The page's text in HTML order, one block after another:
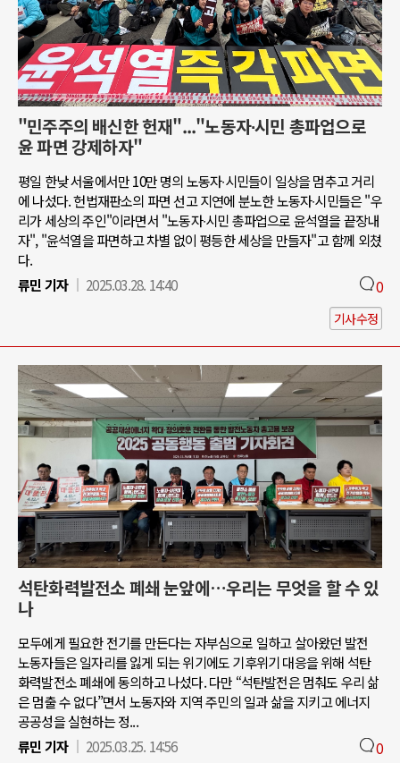
"민주주의 배신한 헌재"..."노동자∙시민 총파업으로
윤 파면 강제하자"
평일 한낮 서울에서만 10만 명의 노동자∙시민들이 일상을 멈추고 거리
에 나섰다. 헌법재판소의 파면 선고 지연에 분노한 노동자∙시민들은 "우
리가 세상의 주인"이라면서 "노동자∙시민 총파업으로 윤석열을 끝장내
자", "윤석열을 파면하고 차별 없이 평등한 세상을 만들자"고 함께 외쳤
다.
류민 기자
2025.03.28. 14:40 0
기사수정
석탄화력발전소 폐쇄 눈앞에…우리는 무엇을 할 수 있
나
모두에게 필요한 전기를 만든다는 자부심으로 일하고 살아왔던 발전
노동자들은 일자리를 잃게 되는 위기에도 기후위기 대응을 위해 석탄
화력발전소 폐쇄에 동의하고 나섰다. 다만 “석탄발전은 멈춰도 우리 삶
은 멈출 수 없다”면서 노동자와 지역 주민의 일과 삶을 지키고 에너지
공공성을 실현하는 정...
류민 기자
2025.03.25. 14:56 0